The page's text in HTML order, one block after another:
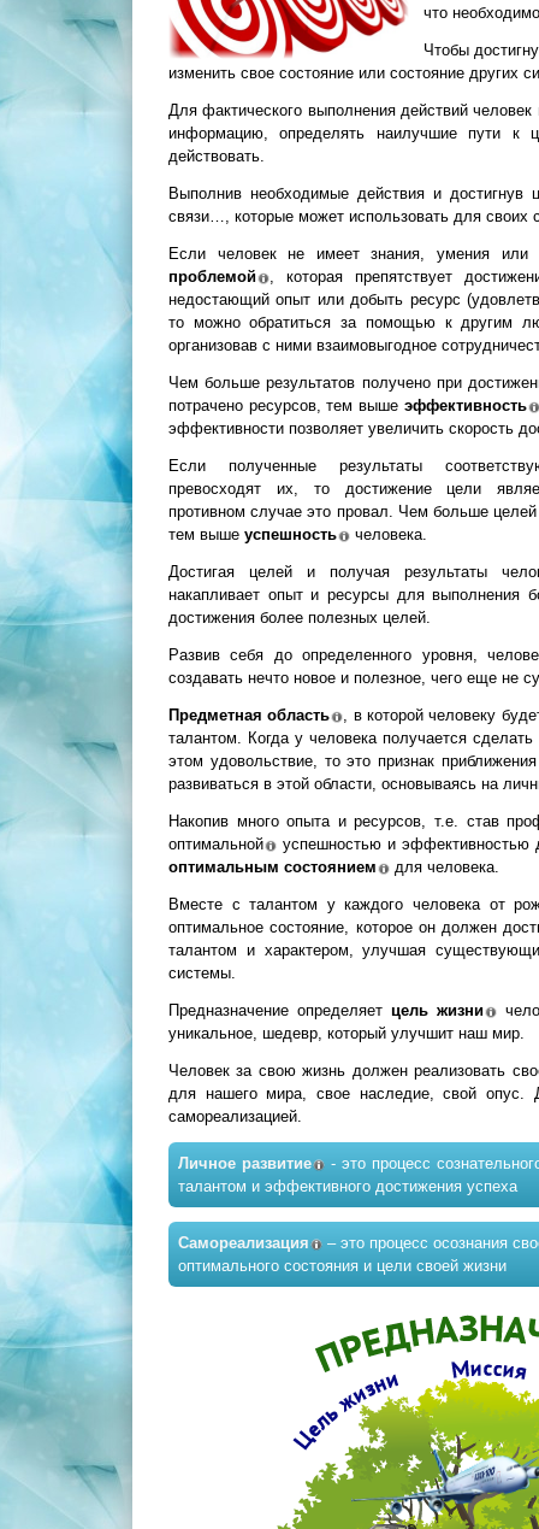
что
Чтобы
изменить свое состояние или состояние других
Для фактического выполнения действий
информацию, определять наилучшие пути к
действовать.
Выполнив необходимые действия и достигнув
связи…, которые может использовать для
Если человек не имеет знания, умения или
проблемой
, которая препятствует
недостающий опыт или добыть ресурс
то можно обратиться за помощью к другим
организовав с ними взаимовыгодное
Чем больше результатов получено при
потрачено ресурсов, тем выше эффективность
эффективности позволяет увеличить скорость
Если полученные результаты
превосходят их, то достижение цели
противном случае это провал. Чем больше целей
тем выше успешность человека.
Достигая целей и получая результаты
накапливает опыт и ресурсы для
достижения более полезных целей.
Развив себя до определенного уровня,
создавать нечто новое и полезное, чего еще не
Предметная область
, в которой человеку
талантом. Когда у человека получается
этом удовольствие, то это признак
развиваться в этой области, основываясь на
Накопив много опыта и ресурсов, т.е. став
оптимальной
успешностью и эффективностью
оптимальным состоянием для человека.
Вместе с талантом у каждого человека от
оптимальное состояние, которое он должен
талантом и характером, улучшая
системы.
Предназначение определяетцель жизни
уникальное, шедевр, который улучшит наш мир.
Человек за свою жизнь должен реализовать
для нашего мира, свое наследие, свой опус.
самореализацией.
Личное развитие
- это процесс
талантом и эффективного достижения успеха
Самореализация
– это процесс осознания
оптимального состояния и цели своей жизни